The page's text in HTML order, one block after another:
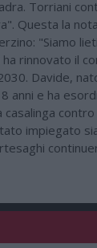
Torriani
Questa la
"Siamo
rinnovato il
Davide,
anni e ha
contro
impiegato